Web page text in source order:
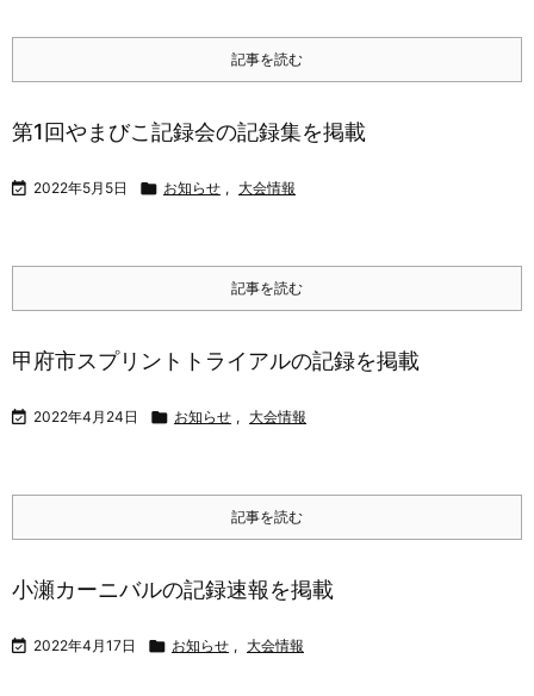
記事を読む
第1回やまびこ記録会の記録集を掲載
 2022年5月5日  お知らせ , 大会情報
記事を読む
甲府市スプリントトライアルの記録を掲載
 2022年4月24日  お知らせ , 大会情報
記事を読む
小瀬カーニバルの記録速報を掲載
 2022年4月17日  お知らせ , 大会情報